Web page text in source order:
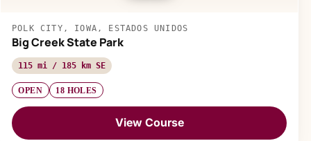
POLK CITY, IOWA, ESTADOS UNIDOS
Big Creek State Park
115 mi / 185 km SE
OPEN 18 HOLES
View Course